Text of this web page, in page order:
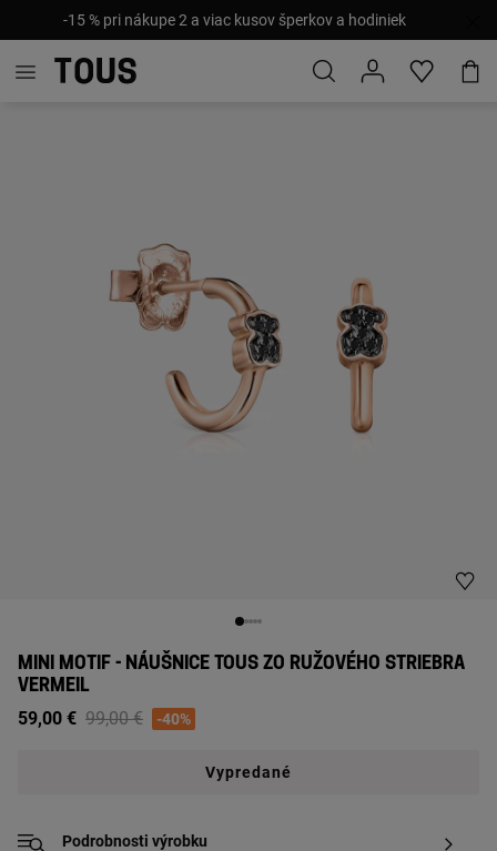
-15 % pri nákupe 2 a viac kusov šperkov a hodiniek
MINI MOTIF - NÁUŠNICE TOUS ZO RUŽOVÉHO STRIEBRA
VERMEIL
59,00 € Price reduced from
99,00 €to-40%
Vypredané
Podrobnosti výrobku